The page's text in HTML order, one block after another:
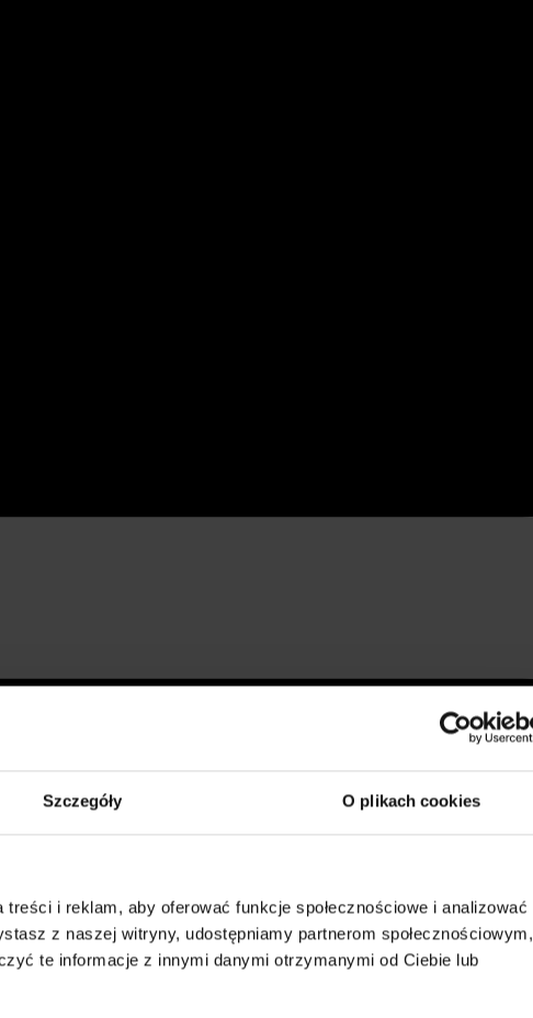
Szczegóły O plikach cookies
i reklam, aby oferować funkcje społecznościowe i analizować
z naszej witryny, udostępniamy partnerom społecznościowym,
te informacje z innymi danymi otrzymanymi od Ciebie lub